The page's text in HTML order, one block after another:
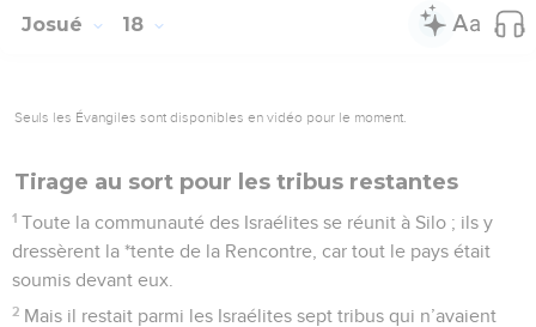
Josué 18
Seuls les Évangiles sont disponibles en vidéo pour le moment.
Tirage au sort pour les tribus restantes
1 Toute la communauté des Israélites se réunit à Silo ; ils y
dressèrent la *tente de la Rencontre, car tout le pays était
soumis devant eux.
2 Mais il restait parmi les Israélites sept tribus qui n’avaient